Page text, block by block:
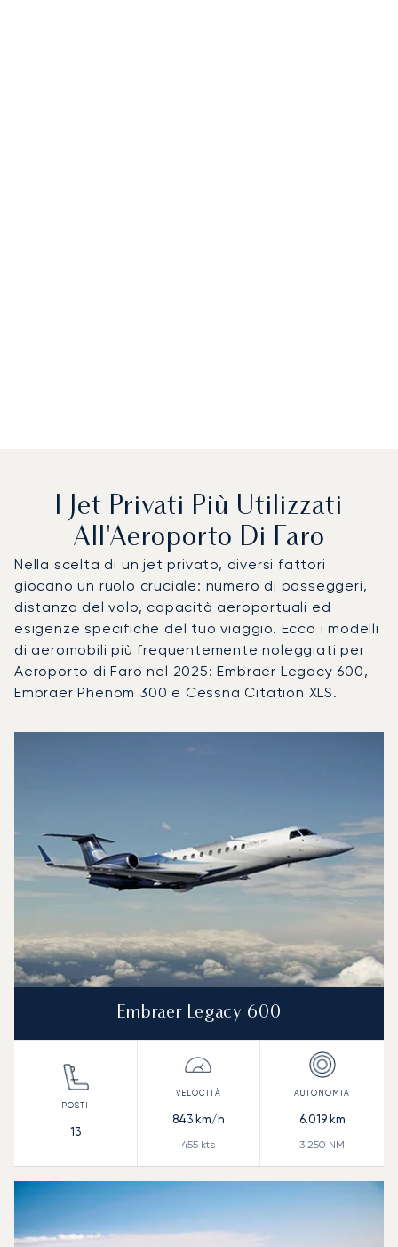
I Jet Privati Più Utilizzati
All'Aeroporto Di Faro
Nella scelta di un jet privato, diversi fattori
giocano un ruolo cruciale: numero di passeggeri,
distanza del volo, capacità aeroportuali ed
esigenze specifiche del tuo viaggio. Ecco i modelli
di aeromobili più frequentemente noleggiati per
Aeroporto di Faro nel 2025: Embraer Legacy 600,
Embraer Phenom 300 e Cessna Citation XLS.
Embraer Legacy 600
13
843km/h
455 kts
6.019km
3.250 NM